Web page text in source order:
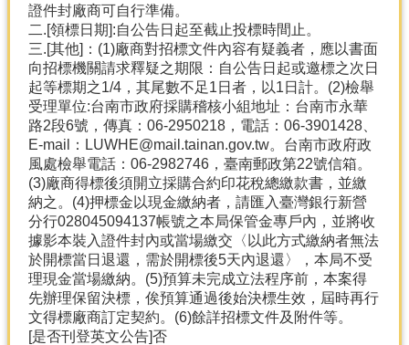
證件封廠商可自行準備。
二.[領標日期]:自公告日起至截止投標時間止。
三.[其他]：(1)廠商對招標文件內容有疑義者，應以書面
向招標機關請求釋疑之期限：自公告日起或邀標之次日
起等標期之1/4，其尾數不足1日者，以1日計。(2)檢舉
受理單位:台南市政府採購稽核小組地址：台南市永華
路2段6號，傳真：06-2950218，電話：06-3901428、
E-mail：LUWHE@mail.tainan.gov.tw。台南市政府政
風處檢舉電話：06-2982746，臺南郵政第22號信箱。
(3)廠商得標後須開立採購合約印花稅總繳款書，並繳
納之。(4)押標金以現金繳納者，請匯入臺灣銀行新營
分行028045094137帳號之本局保管金專戶內，並將收
據影本裝入證件封內或當場繳交〈以此方式繳納者無法
於開標當日退還，需於開標後5天內退還〉，本局不受
理現金當場繳納。(5)預算未完成立法程序前，本案得
先辦理保留決標，俟預算通過後始決標生效，屆時再行
文得標廠商訂定契約。(6)餘詳招標文件及附件等。
[是否刊登英文公告]否